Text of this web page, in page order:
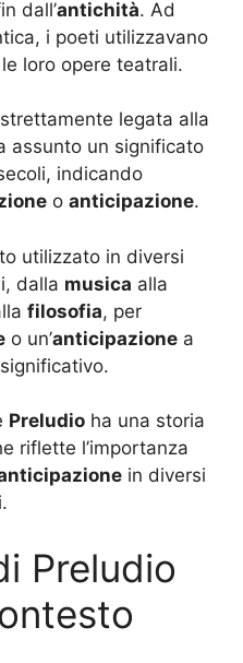
dall’antichità. Ad
i poeti utilizzavano
loro opere teatrali.
legata alla
assunto un significato
indicando
o anticipazione.
utilizzato in diversi
dalla musica alla
filosofia, per
o un’anticipazione a
Preludio ha una storia
riflette l’importanza
in diversi
Preludio